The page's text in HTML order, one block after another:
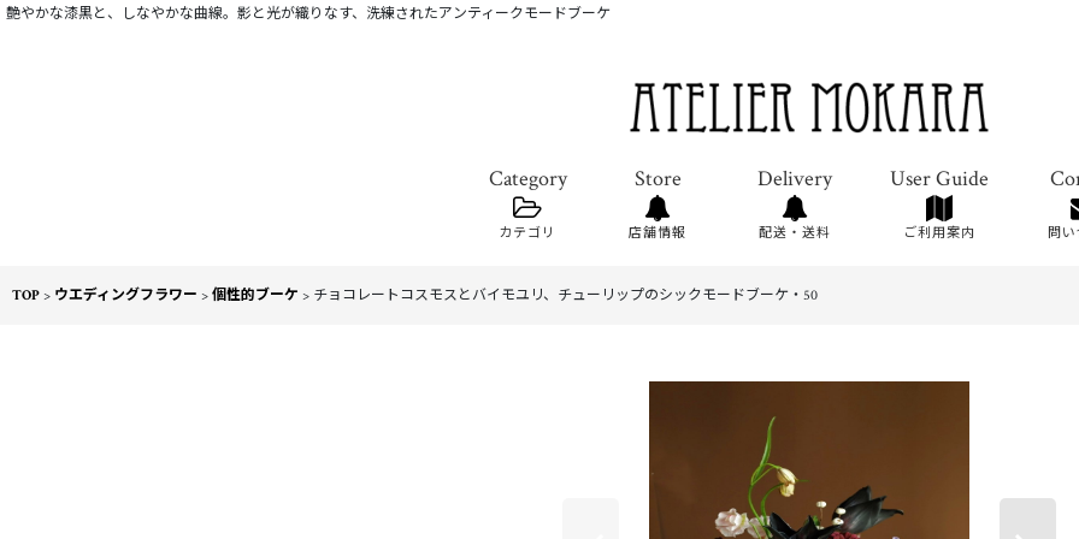
艶やかな漆黒と、しなやかな曲線。影と光が織りなす、洗練されたアンティークモードブーケ
カテゴリ 店舗情報 配送・送料 ご利用案内 問
TOP > ウエディングフラワー > 個性的ブーケ > チョコレートコスモスとバイモユリ、チューリップのシックモードブーケ・50